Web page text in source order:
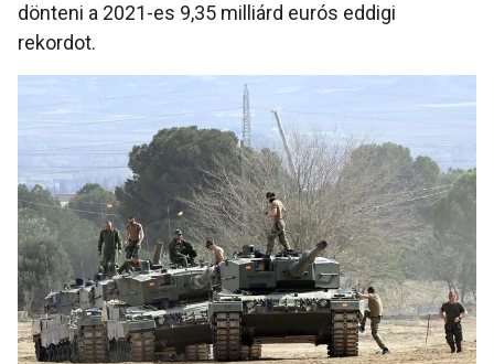
dönteni a 2021-es 9,35 milliárd eurós eddigi
rekordot.